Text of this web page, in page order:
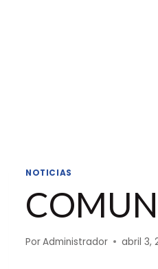
NOTICIAS
PorAdministrador abril 3,